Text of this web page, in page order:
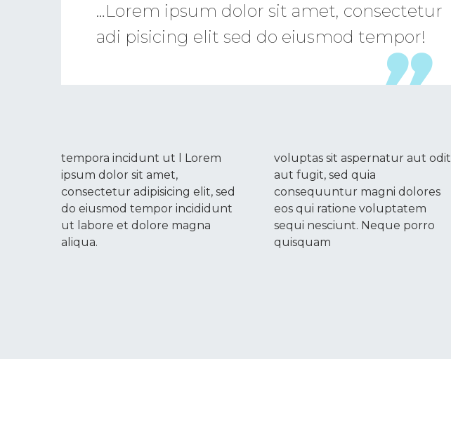
…Lorem ipsum dolor sit amet, consectetur
adi pisicing elit sed do eiusmod tempor!

tempora incidunt ut l Lorem
ipsum dolor sit amet,
consectetur adipisicing elit, sed
do eiusmod tempor incididunt
ut labore et dolore magna
aliqua.
voluptas sit aspernatur aut odit
aut fugit, sed quia
consequuntur magni dolores
eos qui ratione voluptatem
sequi nesciunt. Neque porro
quisquam